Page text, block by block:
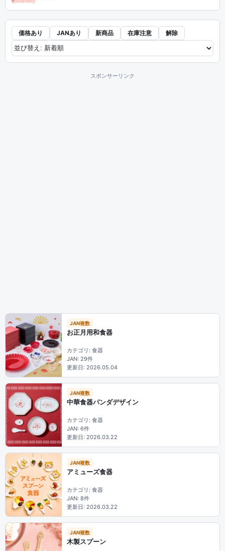
価格あり JANあり 新商品 在庫注意 解除
スポンサーリンク
JAN複数
お正月用和食器
カテゴリ: 食器
JAN: 29件
更新日: 2026.05.04
JAN複数
中華食器パンダデザイン
カテゴリ: 食器
JAN: 6件
更新日: 2026.03.22
JAN複数
アミューズ食器
カテゴリ: 食器
JAN: 8件
更新日: 2026.03.22
JAN複数
木製スプーン